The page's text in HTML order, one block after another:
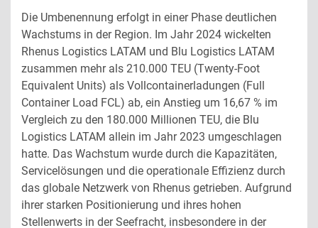
Die Umbenennung erfolgt in einer Phase deutlichen
Wachstums in der Region. Im Jahr 2024 wickelten
Rhenus Logistics LATAM und Blu Logistics LATAM
zusammen mehr als 210.000 TEU (Twenty-Foot
Equivalent Units) als Vollcontainerladungen (Full
Container Load FCL) ab, ein Anstieg um 16,67 % im
Vergleich zu den 180.000 Millionen TEU, die Blu
Logistics LATAM allein im Jahr 2023 umgeschlagen
hatte. Das Wachstum wurde durch die Kapazitäten,
Servicelösungen und die operationale Effizienz durch
das globale Netzwerk von Rhenus getrieben. Aufgrund
ihrer starken Positionierung und ihres hohen
Stellenwerts in der Seefracht, insbesondere in der